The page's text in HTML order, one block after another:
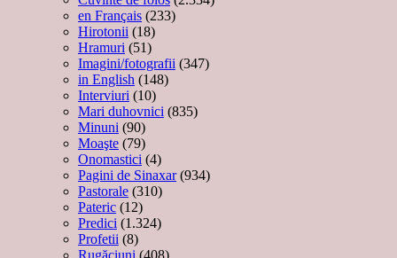
en Français (233)
Hirotonii (18)
Hramuri (51)
Imagini/fotografii (347)
in English (148)
Interviuri (10)
Mari duhovnici (835)
Minuni (90)
Moaşte (79)
Onomastici (4)
Pagini de Sinaxar(934)
Pastorale (310)
Pateric (12)
Predici (1.324)
Profetii (8)
Rugăciuni (408)